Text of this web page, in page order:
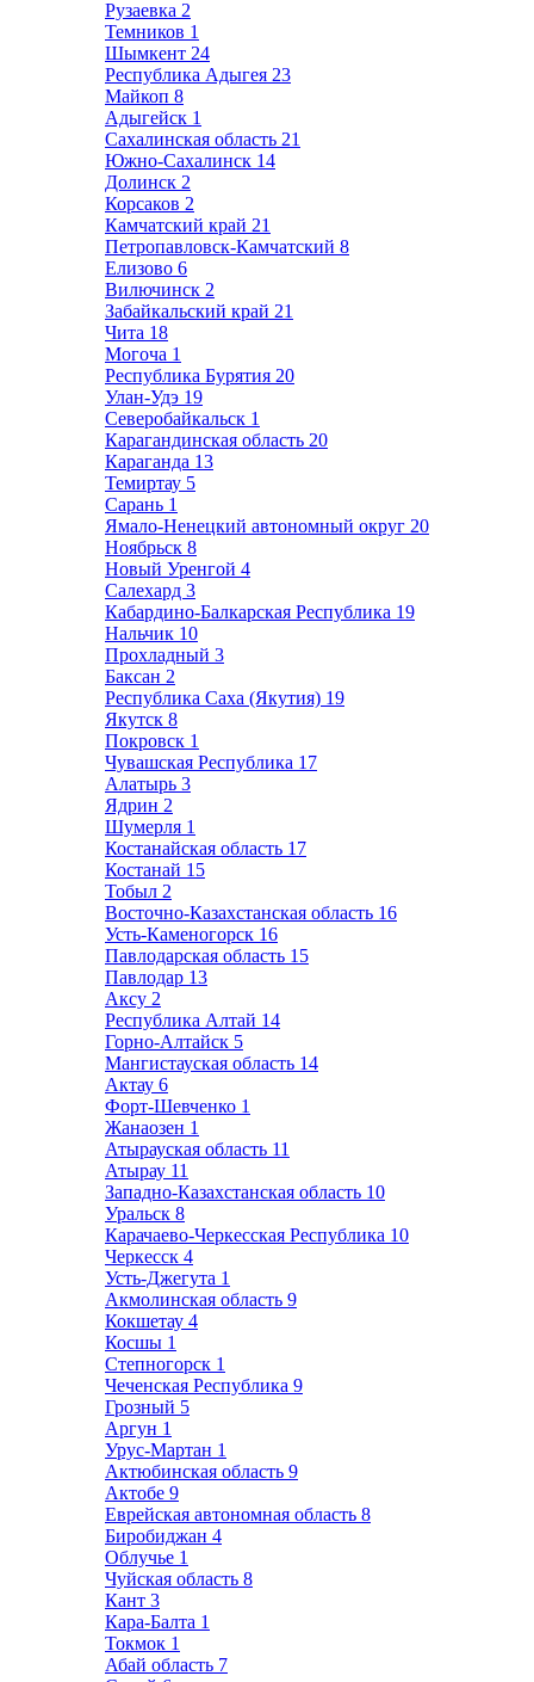
Рузаевка 2
Темников 1
Шымкент 24
Республика Адыгея 23
Майкоп 8
Адыгейск 1
Сахалинская область 21
Южно-Сахалинск 14
Долинск 2
Корсаков 2
Камчатский край 21
Петропавловск-Камчатский 8
Елизово 6
Вилючинск 2
Забайкальский край 21
Чита 18
Могоча 1
Республика Бурятия 20
Улан-Удэ 19
Северобайкальск 1
Карагандинская область 20
Караганда 13
Темиртау 5
Сарань 1
Ямало-Ненецкий автономный округ 20
Ноябрьск 8
Новый Уренгой 4
Салехард 3
Кабардино-Балкарская Республика 19
Нальчик 10
Прохладный 3
Баксан 2
Республика Саха (Якутия) 19
Якутск 8
Покровск 1
Чувашская Республика 17
Алатырь 3
Ядрин 2
Шумерля 1
Костанайская область 17
Костанай 15
Тобыл 2
Восточно-Казахстанская область 16
Усть-Каменогорск 16
Павлодарская область 15
Павлодар 13
Аксу 2
Республика Алтай 14
Горно-Алтайск 5
Мангистауская область 14
Актау 6
Форт-Шевченко 1
Жанаозен 1
Атырауская область 11
Атырау 11
Западно-Казахстанская область 10
Уральск 8
Карачаево-Черкесская Республика 10
Черкесск 4
Усть-Джегута 1
Акмолинская область 9
Кокшетау 4
Косшы 1
Степногорск 1
Чеченская Республика 9
Грозный 5
Аргун 1
Урус-Мартан 1
Актюбинская область 9
Актобе 9
Еврейская автономная область 8
Биробиджан 4
Облучье 1
Чуйская область 8
Кант 3
Кара-Балта 1
Токмок 1
Абай область 7